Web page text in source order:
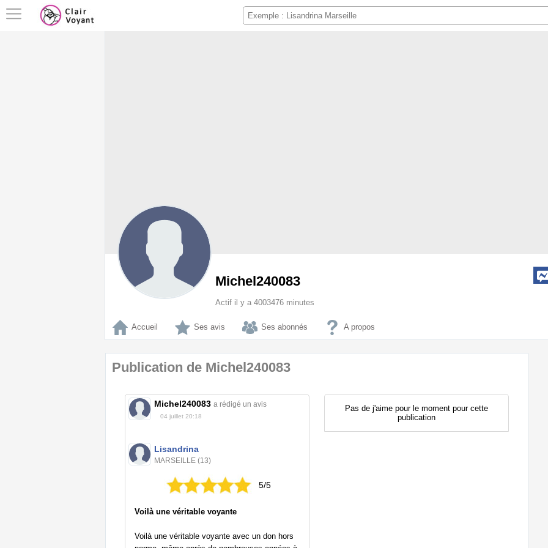
Michel240083
Actif il y a 4003476 minutes
Accueil Ses avis Ses abonnés A propos
Publication de Michel240083
Michel240083 a rédigé un avis
04 juillet 20:18
Lisandrina
MARSEILLE (13)
5/5
Voilà une véritable voyante
Voilà une véritable voyante avec un don hors
Pas de j'aime pour le moment pour cette
publication